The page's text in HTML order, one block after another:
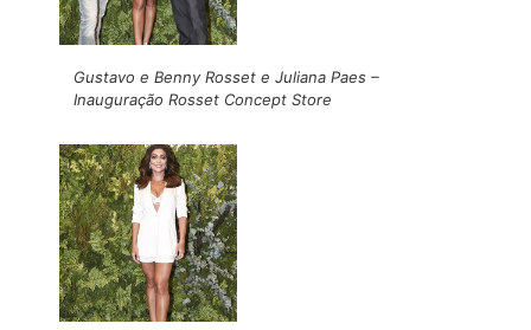
Gustavo e Benny Rosset e Juliana Paes –
Inauguração Rosset Concept Store